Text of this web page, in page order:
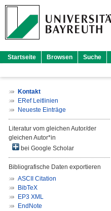
Startseite Browsen Suche
Kontakt
ERef Leitlinien
Neueste Einträge
Literatur vom gleichen Autor/der
gleichen Autor*in
bei Google Scholar
Bibliografische Daten exportieren
ASCII Citation
BibTeX
EP3 XML
EndNote